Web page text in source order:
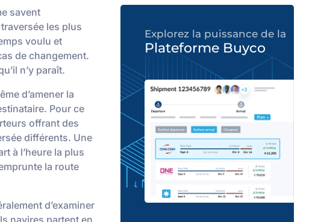
savent
les plus
voulu et
de changement.
n’y paraît.
d’amener la
Pour ce
offrant des
différents. Une
à l’heure la plus
la route
d’examiner
Explorez la puissance de la
Plateforme Buyco